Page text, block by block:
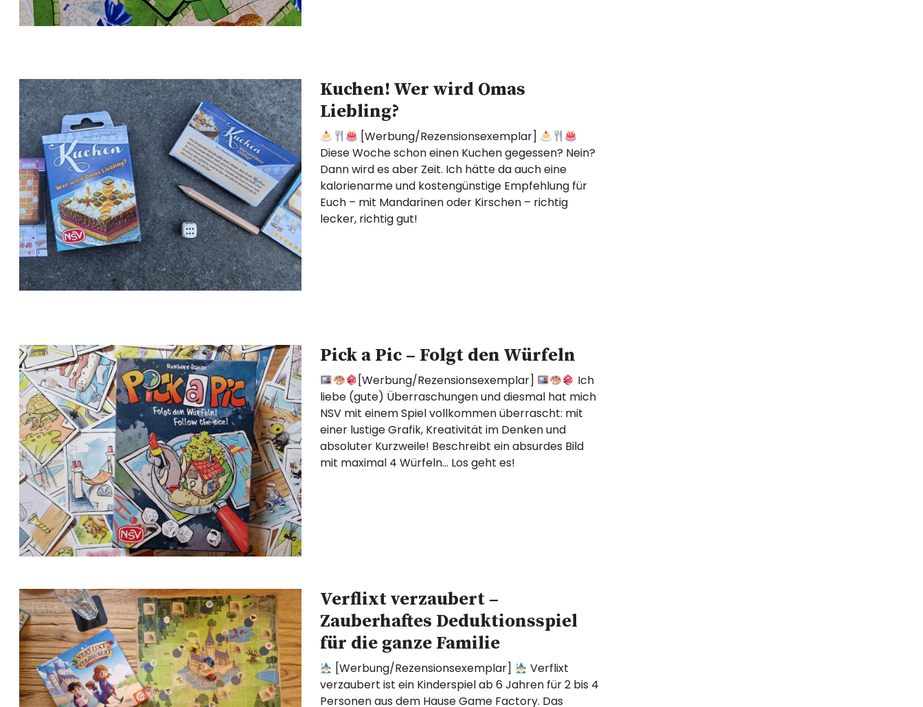
Kuchen! Wer wird Omas
Liebling?
[Werbung/Rezensionsexemplar]
Diese Woche schon einen Kuchen gegessen? Nein?
Dann wird es aber Zeit. Ich hätte da auch eine
kalorienarme und kostengünstige Empfehlung für
Euch – mit Mandarinen oder Kirschen – richtig
lecker, richtig gut!
Pick a Pic – Folgt den Würfeln
[Werbung/Rezensionsexemplar]
Ich
liebe (gute) Überraschungen und diesmal hat mich
NSV mit einem Spiel vollkommen überrascht: mit
einer lustige Grafik, Kreativität im Denken und
absoluter Kurzweile! Beschreibt ein absurdes Bild
mit maximal 4 Würfeln… Los geht es!
Verflixt verzaubert –
Zauberhaftes Deduktionsspiel
für die ganze Familie
[Werbung/Rezensionsexemplar]
Verflixt
verzaubert ist ein Kinderspiel ab 6 Jahren für 2 bis 4
Personen aus dem Hause Game Factory. Das